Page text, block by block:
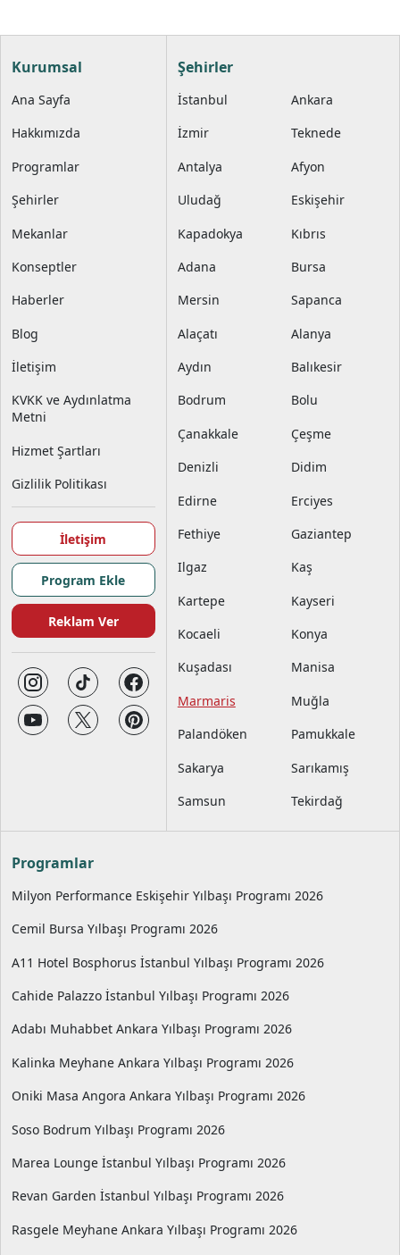
Kurumsal
Ana Sayfa
Hakkımızda
Programlar
Şehirler
Mekanlar
Konseptler
Haberler
Blog
İletişim
KVKK ve Aydınlatma
Metni
Hizmet Şartları
Gizlilik Politikası
İletişim
Program Ekle
Reklam Ver
Şehirler
İstanbul
Ankara
İzmir
Teknede
Antalya
Afyon
Uludağ
Eskişehir
Kapadokya
Kıbrıs
Adana
Bursa
Mersin
Sapanca
Alaçatı
Alanya
Aydın
Balıkesir
Bodrum
Bolu
Çanakkale
Çeşme
Denizli
Didim
Edirne
Erciyes
Fethiye
Gaziantep
Ilgaz
Kaş
Kartepe
Kayseri
Kocaeli
Konya
Kuşadası
Manisa
Marmaris
Muğla
Palandöken
Pamukkale
Sakarya
Sarıkamış
Samsun
Tekirdağ
Programlar
Milyon Performance Eskişehir Yılbaşı Programı 2026
Cemil Bursa Yılbaşı Programı 2026
A11 Hotel Bosphorus İstanbul Yılbaşı Programı 2026
Cahide Palazzo İstanbul Yılbaşı Programı 2026
Adabı Muhabbet Ankara Yılbaşı Programı 2026
Kalinka Meyhane Ankara Yılbaşı Programı 2026
Oniki Masa Angora Ankara Yılbaşı Programı 2026
Soso Bodrum Yılbaşı Programı 2026
Marea Lounge İstanbul Yılbaşı Programı 2026
Revan Garden İstanbul Yılbaşı Programı 2026
Rasgele Meyhane Ankara Yılbaşı Programı 2026